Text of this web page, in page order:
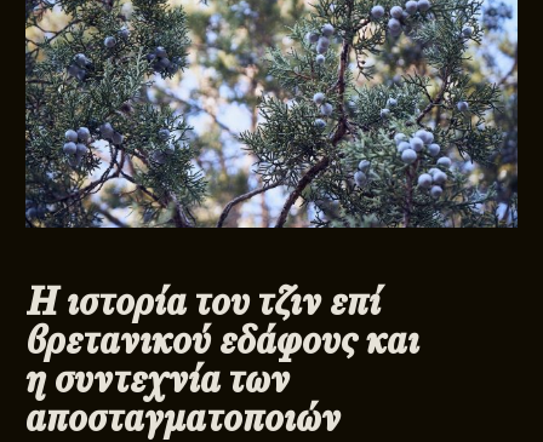
Η ιστορία του τζιν επί
βρετανικού εδάφους και
η συντεχνία των
αποσταγματοποιών